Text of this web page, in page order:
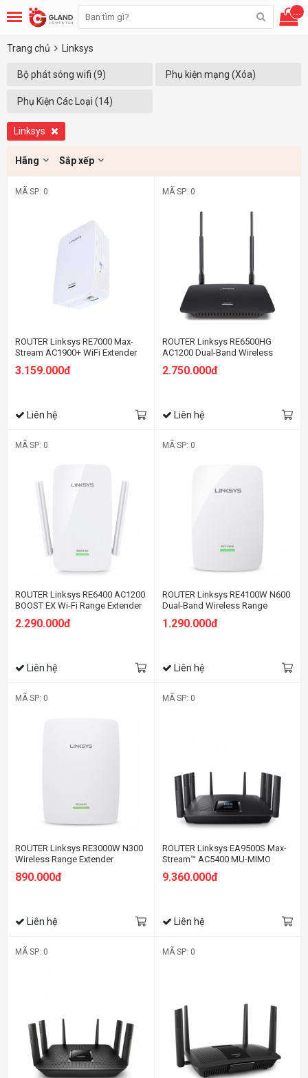
...
Trang chủ Linksys
Bộ phát sóng wifi (9) Phụ kiện mạng (Xóa)
Phụ Kiện Các Loại (14)
Linksys
Hãng Sắp xếp
MÃ SP: 0
ROUTER Linksys RE7000 Max-
Stream AC1900+ WiFi Extender
3.159.000đ
Liên hệ
MÃ SP: 0
ROUTER Linksys RE6500HG
AC1200 Dual-Band Wireless
2.750.000đ
Liên hệ
MÃ SP: 0
ROUTER Linksys RE6400 AC1200
BOOST EX Wi-Fi Range Extender
2.290.000đ
Liên hệ
MÃ SP: 0
ROUTER Linksys RE4100W N600
Dual-Band Wireless Range
Extender
1.290.000đ
Liên hệ
MÃ SP: 0
ROUTER Linksys RE3000W N300
Wireless Range Extender
890.000đ
Liên hệ
MÃ SP: 0
ROUTER Linksys EA9500S Max-
Stream™ AC5400 MU-MIMO
9.360.000đ
Liên hệ
MÃ SP: 0 MÃ SP: 0